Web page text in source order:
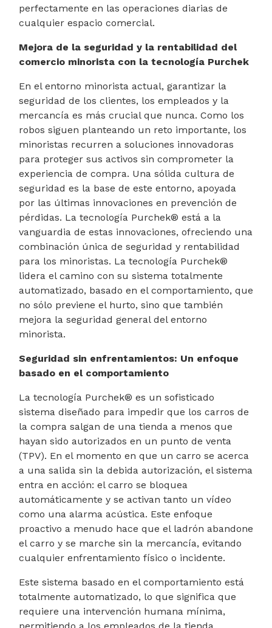
perfectamente en las operaciones diarias de
cualquier espacio comercial.
Mejora de la seguridad y la rentabilidad del
comercio minorista con la tecnología Purchek
En el entorno minorista actual, garantizar la
seguridad de los clientes, los empleados y la
mercancía es más crucial que nunca. Como los
robos siguen planteando un reto importante, los
minoristas recurren a soluciones innovadoras
para proteger sus activos sin comprometer la
experiencia de compra. Una sólida cultura de
seguridad es la base de este entorno, apoyada
por las últimas innovaciones en prevención de
pérdidas. La tecnología Purchek® está a la
vanguardia de estas innovaciones, ofreciendo una
combinación única de seguridad y rentabilidad
para los minoristas. La tecnología Purchek®
lidera el camino con su sistema totalmente
automatizado, basado en el comportamiento, que
no sólo previene el hurto, sino que también
mejora la seguridad general del entorno
minorista.
Seguridad sin enfrentamientos: Un enfoque
basado en el comportamiento
La tecnología Purchek® es un sofisticado
sistema diseñado para impedir que los carros de
la compra salgan de una tienda a menos que
hayan sido autorizados en un punto de venta
(TPV). En el momento en que un carro se acerca
a una salida sin la debida autorización, el sistema
entra en acción: el carro se bloquea
automáticamente y se activan tanto un vídeo
como una alarma acústica. Este enfoque
proactivo a menudo hace que el ladrón abandone
el carro y se marche sin la mercancía, evitando
cualquier enfrentamiento físico o incidente.
Este sistema basado en el comportamiento está
totalmente automatizado, lo que significa que
requiere una intervención humana mínima,